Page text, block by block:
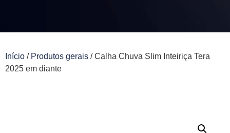
Início / Produtos gerais / Calha Chuva Slim Inteiriça Tera
2025 em diante